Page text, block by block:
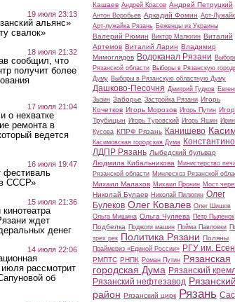
19 июля 23:13
альянс»
свалок»
18 июля 21:32
сообщил, что
получит более
17 июля 21:04
о нехватке
ремонта в
ведется
16 июля 19:47
фестиваль
СССР»
15 июля 21:36
ждет
денег
14 июля 22:06
рассмотрит
об
Кашаев Андрей Красов Андрей Петруцкий
Антон Воробьев Аркадий Фомин Арт-
Арт-лужайка Рязань Беженцы из Украины
Валерий Рюмин Виктор Малюгин Виталий
Артемов Виталий Ларин Владимир
Мимоглядов Водоканал Рязани
Рязанской области Выборы в Рязанскую
Думу Выборы в Рязанскую областную Думу
Дашково-Песочня Дмитрий Гудков
Зызин Заборье Застройка Рязани Игорь
Кочетков Игорь Морозов Игорь Путин
Трубицын Игорь Туровский Игорь Яшин
Кусова КПРФ Рязань Канищево
Касимовская городская Дума
ЛДПР Рязань Лыбедский бульвар
Людмила Кибальникова Министерство
Рязанской области Минлесхоз Рязанской
Михаил Малахов Михаил Пронин Мост
Николай Булаев Николай Пилюгин Олег
Булеков Олег Ковалев Олег Шишов
Ольга Мишина Ольга Чуляева Петр Пыленок
Подбелка Поджоги машин Пойма Павловки
трех рек Политика Рязани Поляны
Праймериз «Единой России» РГУ им.
РМПТС РНПК Роман Путин Рязанская
городская Дума Рязанский
Рязанский нефтезавод Рязанский
район Рязанский цирк Рязань